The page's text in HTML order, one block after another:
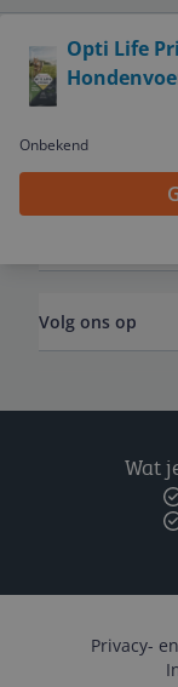
Opti Life
Onbekend
Service
Volg ons op
Wat
Privacy-